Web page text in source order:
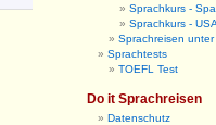
Sprachkurs -
Sprachkurs - USA
Sprachreisen unter
Sprachtests
TOEFL Test
Do it Sprachreisen
Datenschutz